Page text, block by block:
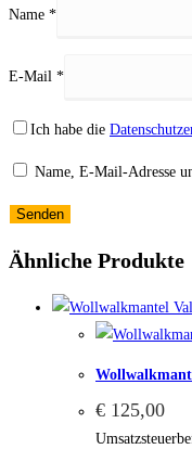
Name *
E-Mail *
Ich habe die
Name, E-Mail-Adresse
Ähnliche Produkte
€ 125,00